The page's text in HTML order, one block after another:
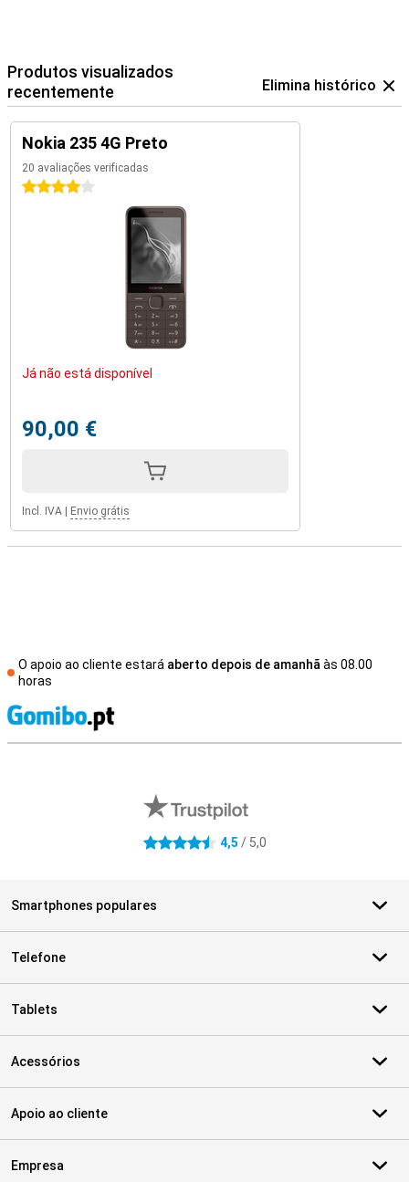
Produtos visualizados
recentemente
Elimina histórico
Nokia 235 4G Preto
20 avaliações verificadas
4 estrelas
Já não está disponível
90,00 €
Incl. IVA Envio grátis
O apoio ao cliente estará aberto depois de amanhãàs 08.00
horas
4.5 estrelas 4,5 / 5,0
Smartphones populares
Telefone
Tablets
Acessórios
Apoio ao cliente
Empresa